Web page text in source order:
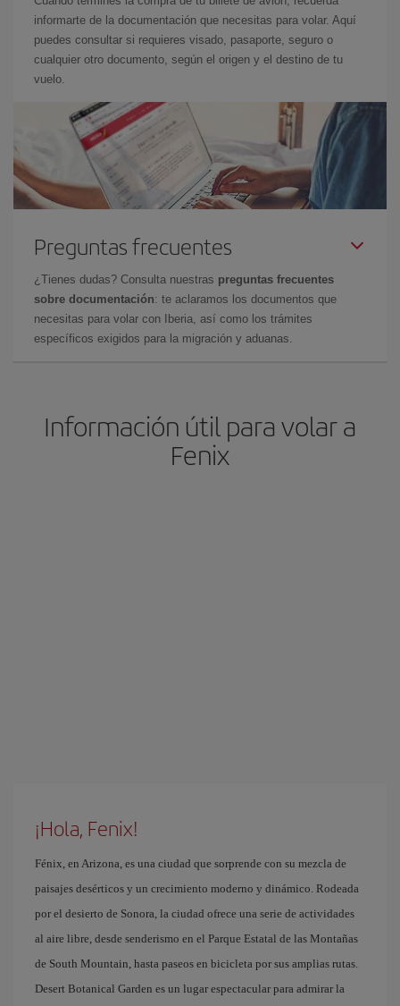
informarte de la documentación que necesitas para volar. Aquí
puedes consultar si requieres visado, pasaporte, seguro o
cualquier otro documento, según el origen y el destino de tu
vuelo.
Preguntas frecuentes
¿Tienes dudas? Consulta nuestras preguntas frecuentes
sobre documentación: te aclaramos los documentos que
necesitas para volar con Iberia, así como los trámites
específicos exigidos para la migración y aduanas.
Información útil para volar a
Fenix
¡Hola, Fenix!
Fénix, en Arizona, es una ciudad que sorprende con su mezcla de
paisajes desérticos y un crecimiento moderno y dinámico. Rodeada
por el desierto de Sonora, la ciudad ofrece una serie de actividades
al aire libre, desde senderismo en el Parque Estatal de las Montañas
de South Mountain, hasta paseos en bicicleta por sus amplias rutas.
Desert Botanical Garden es un lugar espectacular para admirar la